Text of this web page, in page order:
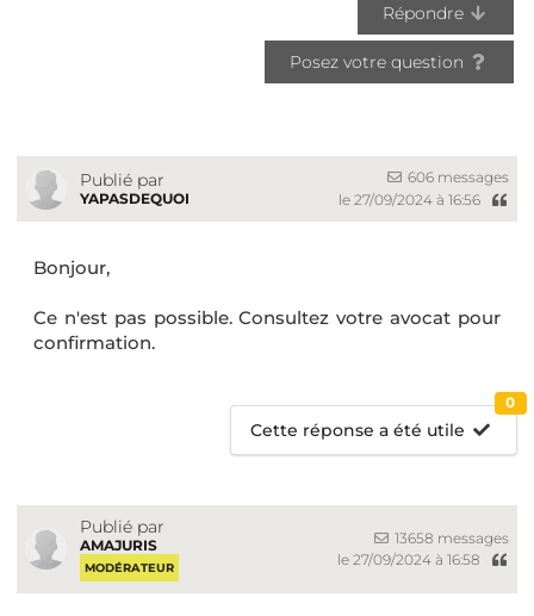
Répondre
Posez votre question
Publié par
YAPASDEQUOI
606 messages
le 27/09/2024 à 16:56
Bonjour,
Ce n'est pas possible. Consultez votre avocat pour
confirmation.
Cette réponse a été utile
0
Publié par
AMAJURIS
MODÉRATEUR
13658 messages
le 27/09/2024 à 16:58